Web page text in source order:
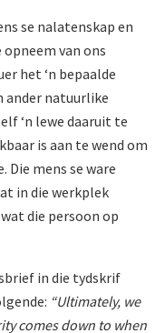
se nalatenskap en
van ons
het ‘n bepaalde
ander natuurlike
‘n lewe daaruit te
is aan te wend om
Die mens se ware
in die werkplek
die persoon op
in die tydskrif
“Ultimately, we
comes down to when